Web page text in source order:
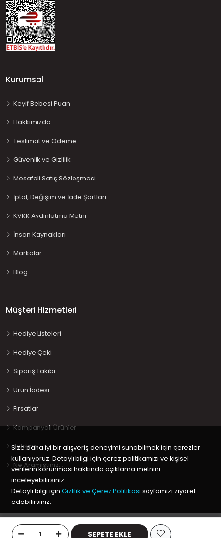
SEPETE EKLE
Kurumsal
Keyif Bebesi Puan
Hakkımızda
Teslimat ve Ödeme
Güvenlik ve Gizlilik
Mesafeli Satış Sözleşmesi
İptal, Değişim ve İade Şartları
KVKK Aydınlatma Metni
İnsan Kaynakları
Markalar
Blog
Müşteri Hizmetleri
Hediye Listeleri
Hediye Çeki
Sipariş Takibi
Ürün İadesi
Fırsatlar
Kampanyalı Ürünler
İletişim
Ne Aramıştınız…
Copyright © 2020 Keyif Bebesi | Kids & Toys, GeliştiriciKabuk
Yazılım
Size daha iyi bir alışveriş deneyimi sunabilmek için çerezler
kullanıyoruz. Detaylı bilgi için çerez politikamızı ve kişisel
verilerin korunması hakkında açıklama metnini
inceleyebilirsiniz.
Detaylı bilgi için Gizlilik ve Çerez Politikası sayfamızı ziyaret
edebilirsiniz.
Tamam